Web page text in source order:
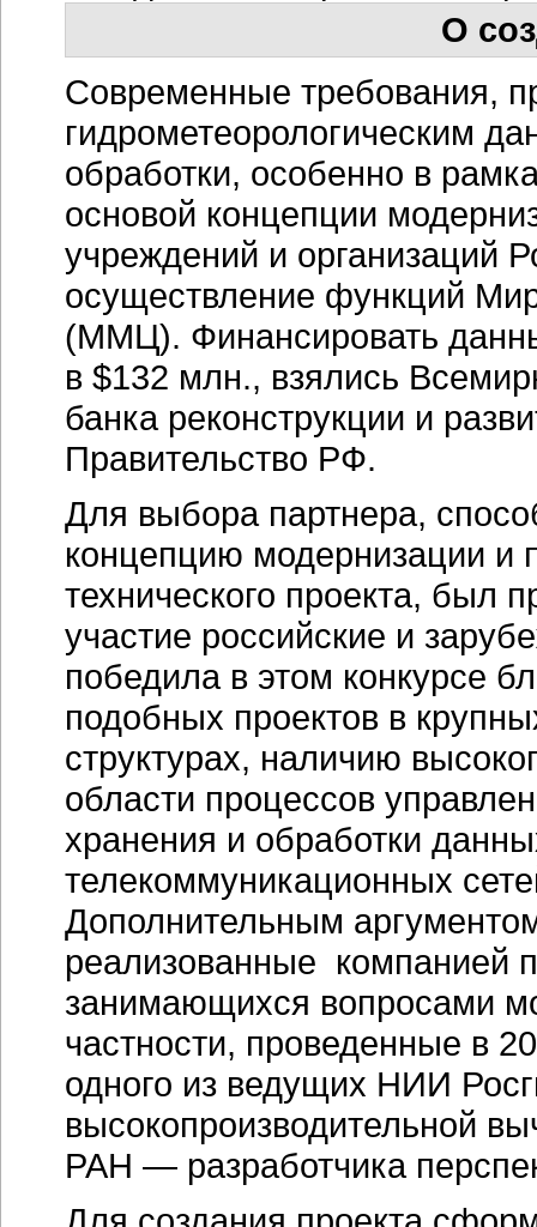
О
Современные требования,
гидрометеорологическим
обработки, особенно в
основой концепции
учреждений и организаций
осуществление функций
(ММЦ). Финансировать
в $132 млн., взялись
банка реконструкции и
Правительство РФ.
Для выбора партнера,
концепцию модернизации и
технического проекта, был
участие российские и
победила в этом конкурсе
подобных проектов в
структурах, наличию
области процессов
хранения и обработки
телекоммуникационных
Дополнительным
реализованные компанией
занимающихся вопросами
частности, проведенные в
одного из ведущих НИИ
высокопроизводительной
РАН — разработчика